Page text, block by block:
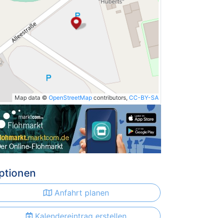
Map data © OpenStreetMap contributors, CC-BY-SA
Anfahrt planen
Kalendereintrag erstellen